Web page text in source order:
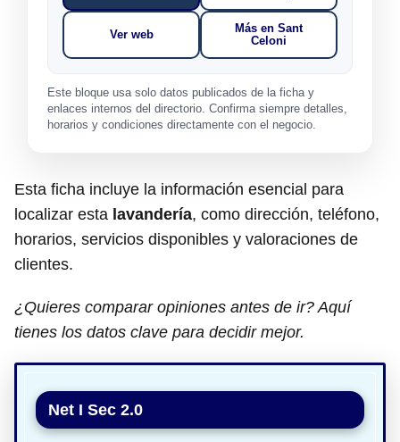
Ver web
Más en Sant
Celoni
Este bloque usa solo datos publicados de la ficha y
enlaces internos del directorio. Confirma siempre detalles,
horarios y condiciones directamente con el negocio.
Esta ficha incluye la información esencial para
localizar esta lavandería, como dirección, teléfono,
horarios, servicios disponibles y valoraciones de
clientes.
¿Quieres comparar opiniones antes de ir? Aquí
tienes los datos clave para decidir mejor.
Net I Sec 2.0